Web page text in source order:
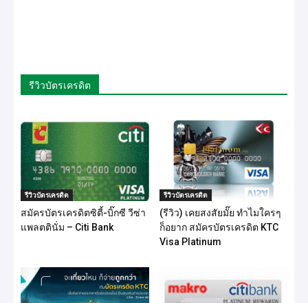
รีวิวบัตรเครดิต
รีวิวบัตรเครดิต
สมัครบัตรเครดิตซิตี้-บิ๊กซี วีซ่า
แพลตตินั่ม – Citi Bank
รีวิวบัตรเครดิต
(รีวิว) เคยสงสัยมั๊ย ทำไมใครๆ
ก็อยาก สมัครบัตรเครดิต KTC
Visa Platinum